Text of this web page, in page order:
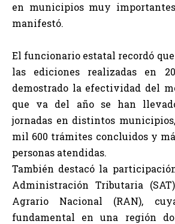
en municipios muy importantes
manifestó.
El funcionario estatal recordó
las ediciones realizadas en
demostrado la efectividad del
que va del año se han
jornadas en distintos
mil 600 trámites concluidos y
personas atendidas.
También destacó la
Administración Tributaria
Agrario Nacional (RAN),
fundamental en una región